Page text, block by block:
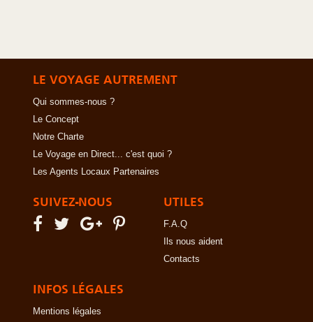
LE VOYAGE AUTREMENT
Qui sommes-nous ?
Le Concept
Notre Charte
Le Voyage en Direct... c'est quoi ?
Les Agents Locaux Partenaires
SUIVEZ-NOUS UTILES
F.A.Q
Ils nous aident
Contacts
INFOS LÉGALES
Mentions légales